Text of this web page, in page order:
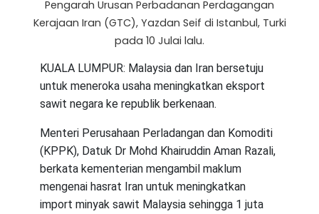
Pengarah Urusan Perbadanan Perdagangan
Kerajaan Iran (GTC), Yazdan Seif di Istanbul, Turki
pada 10 Julai lalu.
KUALA LUMPUR: Malaysia dan Iran bersetuju
untuk meneroka usaha meningkatkan eksport
sawit negara ke republik berkenaan.
Menteri Perusahaan Perladangan dan Komoditi
(KPPK), Datuk Dr Mohd Khairuddin Aman Razali,
berkata kementerian mengambil maklum
mengenai hasrat Iran untuk meningkatkan
import minyak sawit Malaysia sehingga 1 juta